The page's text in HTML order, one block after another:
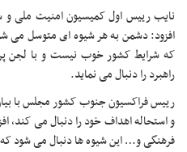
نایب رییس اول کمیسیون امنیت ملی
افزود: دشمن به هر شیوه ای متوسل می
که شرایط کشور خوب نیست و با لجن
راهبرد را دنبال می نماید.
رییس فراکسیون جنوب کشور مجلس با
و استحاله اهداف خود را دنبال می کند،
فرهنگی و… این شیوه ها دنبال می شود که